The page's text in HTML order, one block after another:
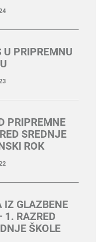
PRIPREMNU
PRIPREMNE
SREDNJE
ROK
IZ GLAZBENE
1. RAZRED
ŠKOLE